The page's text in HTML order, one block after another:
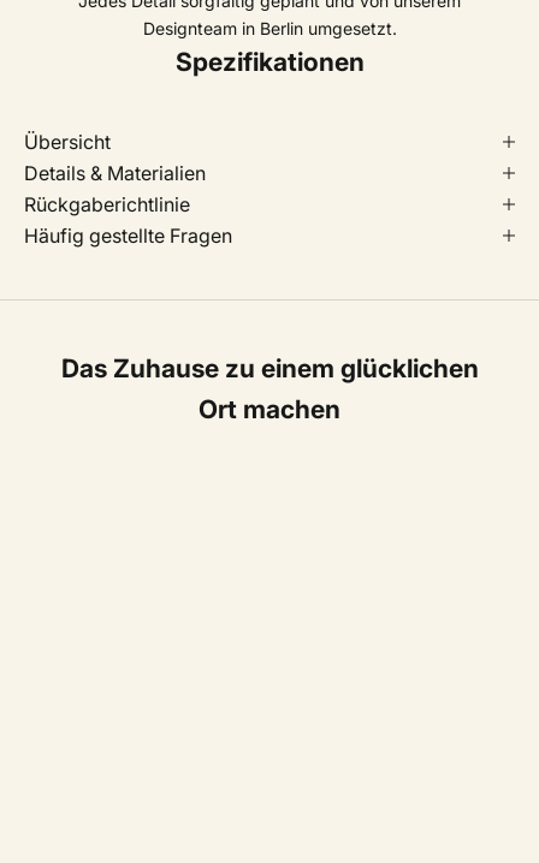
Designteam in Berlin umgesetzt.
Spezifikationen
Übersicht
Details & Materialien
Rückgaberichtlinie
Häufig gestellte Fragen
Das Zuhause zu einem glücklichen
Ort machen